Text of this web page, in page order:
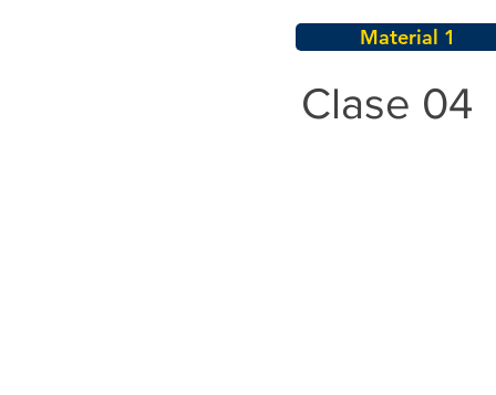
Material 1
Clase 04